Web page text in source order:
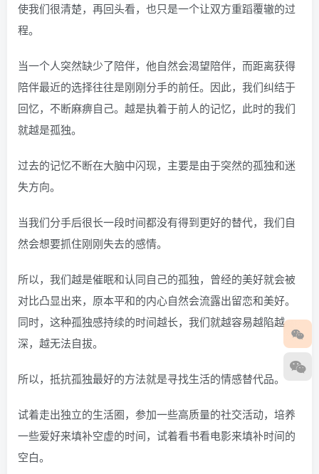
使我们很清楚，再回头看，也只是一个让双方重蹈覆辙的过
程。
当一个人突然缺少了陪伴，他自然会渴望陪伴，而距离获得
陪伴最近的选择往往是刚刚分手的前任。因此，我们纠结于
回忆，不断麻痹自己。越是执着于前人的记忆，此时的我们
就越是孤独。
过去的记忆不断在大脑中闪现，主要是由于突然的孤独和迷
失方向。
当我们分手后很长一段时间都没有得到更好的替代，我们自
然会想要抓住刚刚失去的感情。
所以，我们越是催眠和认同自己的孤独，曾经的美好就会被
对比凸显出来，原本平和的内心自然会流露出留恋和美好。
同时，这种孤独感持续的时间越长，我们就越容易越陷越
深，越无法自拔。
所以，抵抗孤独最好的方法就是寻找生活的情感替代品。
试着走出独立的生活圈，参加一些高质量的社交活动，培养
一些爱好来填补空虚的时间，试着看书看电影来填补时间的
空白。